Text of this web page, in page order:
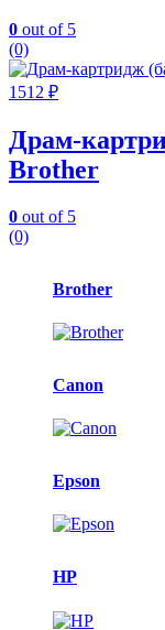
0 out of 5
(0)
1512 ₽
Драм-
Brother
0 out of 5
(0)
Карусель
брендов
Brother
Canon
Epson
HP